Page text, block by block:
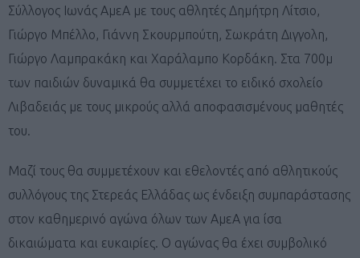
Σύλλογος Ιωνάς ΑμεΑ με τους αθλητές Δημήτρη Λίτσιο,
Γιώργο Μπέλλο, Γιάννη Σκουρμπούτη, Σωκράτη Διγγολη,
Γιώργο Λαμπρακάκη και Χαράλαμπο Κορδάκη. Στα 700μ
των παιδιών δυναμικά θα συμμετέχει το ειδικό σχολείο
Λιβαδειάς με τους μικρούς αλλά αποφασισμένους μαθητές
του.
Μαζί τους θα συμμετέχουν και εθελοντές από αθλητικούς
συλλόγους της Στερεάς Ελλάδας ως ένδειξη συμπαράστασης
στον καθημερινό αγώνα όλων των ΑμεΑ για ίσα
δικαιώματα και ευκαιρίες. Ο αγώνας θα έχει συμβολικό